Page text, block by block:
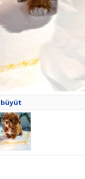
büyüt